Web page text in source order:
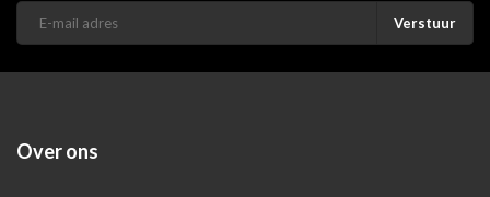
Verstuur
Over ons